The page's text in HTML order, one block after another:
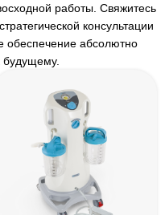
работы. Свяжитесь
консультации
обеспечение абсолютно
будущему.